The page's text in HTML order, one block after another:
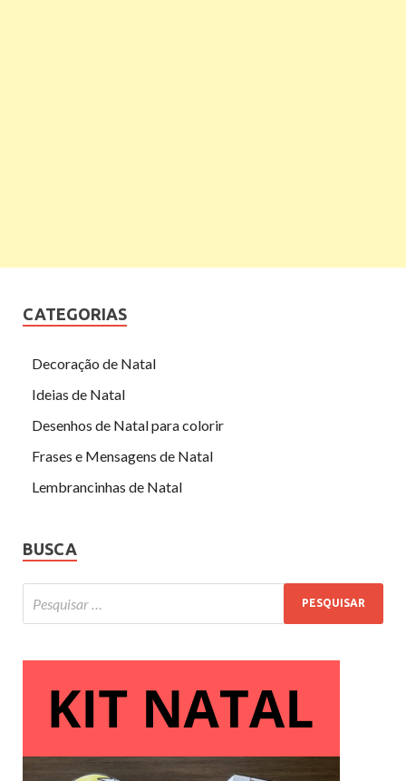
CATEGORIAS
Decoração de Natal
Ideias de Natal
Desenhos de Natal para colorir
Frases e Mensagens de Natal
Lembrancinhas de Natal
BUSCA